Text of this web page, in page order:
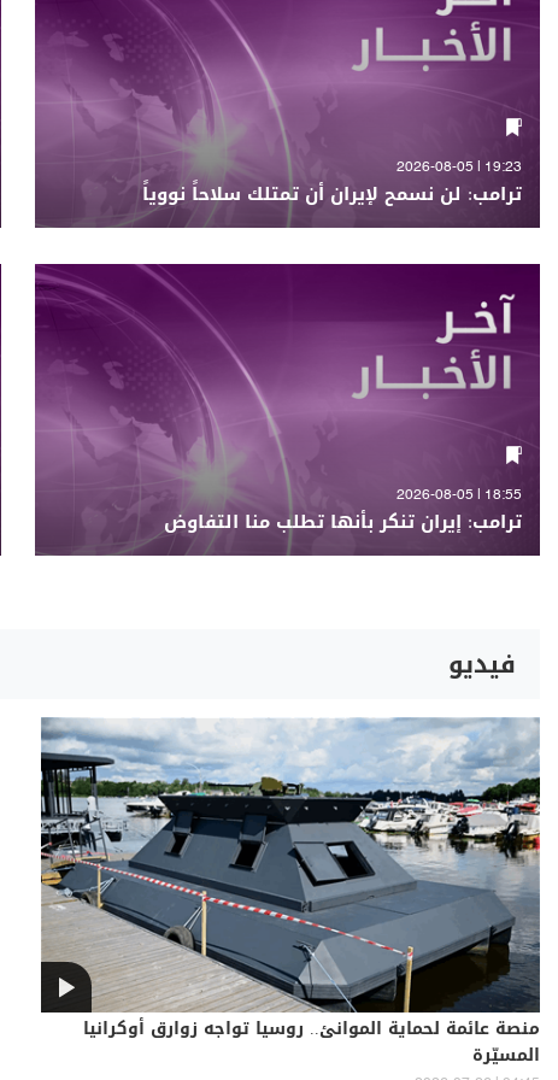
19:23 | 2026-08-05
ترامب: لن نسمح لإيران أن تمتلك سلاحاً نووياً
18:55 | 2026-08-05
ترامب: إيران تنكر بأنها تطلب منا التفاوض
فيديو
منصة عائمة لحماية الموانئ.. روسيا تواجه زوارق أوكرانيا
المسيّرة